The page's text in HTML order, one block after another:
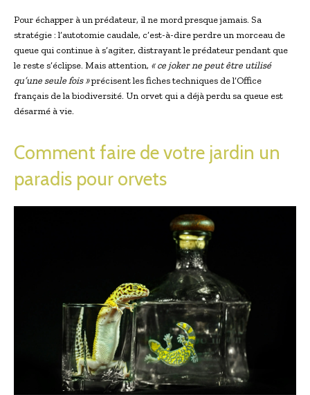
Pour échapper à un prédateur, il ne mord presque jamais. Sa
stratégie : l’autotomie caudale, c’est-à-dire perdre un morceau de
queue qui continue à s’agiter, distrayant le prédateur pendant que
le reste s’éclipse. Mais attention, « ce joker ne peut être utilisé
qu’une seule fois »précisent les fiches techniques de l’Office
français de la biodiversité. Un orvet qui a déjà perdu sa queue est
désarmé à vie.
Comment faire de votre jardin un
paradis pour orvets